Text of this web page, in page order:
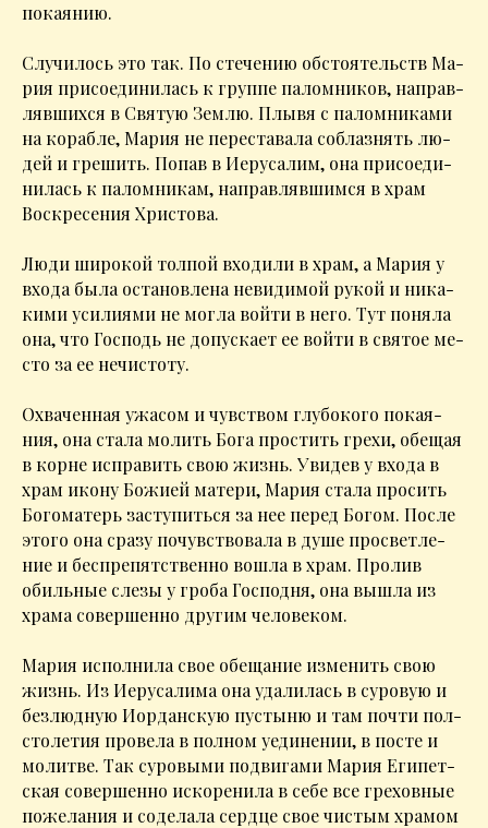
по­ка­я­нию.
Слу­чи­лось это так. По сте­че­нию об­сто­я­тельств Ма­
рия при­со­еди­ни­лась к груп­пе па­лом­ни­ков, на­прав­
ляв­ших­ся в Свя­тую Зем­лю. Плы­вя с па­лом­ни­ка­ми
на ко­раб­ле, Ма­рия не пе­ре­ста­ва­ла со­блаз­нять лю­
дей и гре­шить. По­пав в Иеру­са­лим, она при­со­еди­
ни­лась к па­лом­ни­кам, на­прав­ляв­шим­ся в храм
Вос­кре­се­ния Хри­сто­ва.
Лю­ди ши­ро­кой тол­пой вхо­ди­ли в храм, а Ма­рия у
вхо­да бы­ла оста­нов­ле­на неви­ди­мой ру­кой и ни­ка­
ки­ми уси­ли­я­ми не мог­ла вой­ти в него. Тут по­ня­ла
она, что Гос­подь не до­пус­ка­ет ее вой­ти в свя­тое ме­
сто за ее нечи­сто­ту.
Охва­чен­ная ужа­сом и чув­ством глу­бо­ко­го по­ка­я­
ния, она ста­ла мо­лить Бо­га про­стить гре­хи, обе­щая
в корне ис­пра­вить свою жизнь. Уви­дев у вхо­да в
храм ико­ну Бо­жи­ей ма­те­ри, Ма­рия ста­ла про­сить
Бо­го­ма­терь за­сту­пить­ся за нее пе­ред Бо­гом. По­сле
это­го она сра­зу по­чув­ство­ва­ла в ду­ше про­свет­ле­
ние и бес­пре­пят­ствен­но во­шла в храм. Про­лив
обиль­ные сле­зы у гро­ба Гос­под­ня, она вы­шла из
хра­ма со­вер­шен­но дру­гим че­ло­ве­ком.
Ма­рия ис­пол­ни­ла свое обе­ща­ние из­ме­нить свою
жизнь. Из Иеру­са­ли­ма она уда­ли­лась в су­ро­вую и
без­люд­ную Иор­дан­скую пу­сты­ню и там по­чти пол­
сто­ле­тия про­ве­ла в пол­ном уеди­не­нии, в по­сте и
мо­лит­ве. Так су­ро­вы­ми по­дви­га­ми Ма­рия Еги­пет­
ская со­вер­шен­но ис­ко­ре­ни­ла в се­бе все гре­хов­ные
по­же­ла­ния и со­де­ла­ла серд­це свое чи­стым хра­мом